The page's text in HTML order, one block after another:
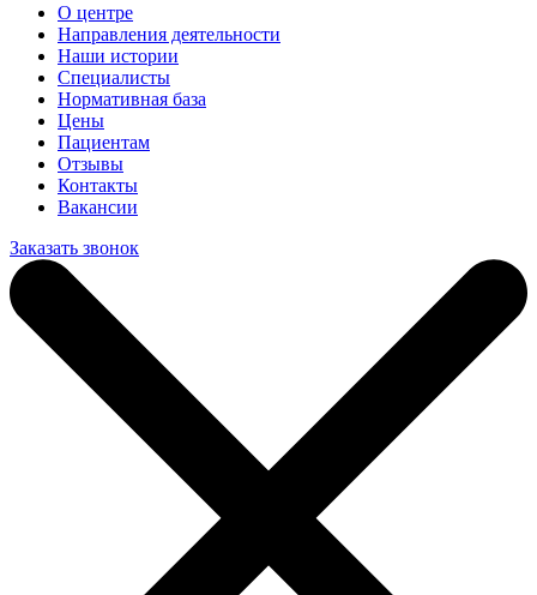
О центре
Направления деятельности
Наши истории
Специалисты
Нормативная база
Цены
Пациентам
Отзывы
Контакты
Вакансии
Заказать звонок